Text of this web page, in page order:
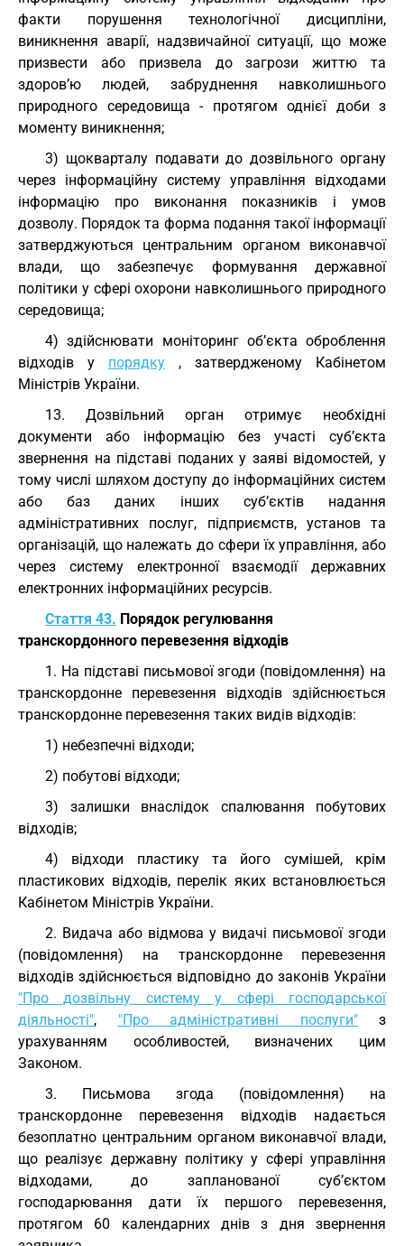
факти порушення технологічної дисципліни,
виникнення аварії, надзвичайної ситуації, що може
призвести або призвела до загрози життю та
здоров’ю людей, забруднення навколишнього
природного середовища - протягом однієї доби з
моменту виникнення;
3) щокварталу подавати до дозвільного органу
через інформаційну систему управління відходами
інформацію про виконання показників і умов
дозволу. Порядок та форма подання такої інформації
затверджуються центральним органом виконавчої
влади, що забезпечує формування державної
політики у сфері охорони навколишнього природного
середовища;
4) здійснювати моніторинг об’єкта оброблення
відходів у порядку , затвердженому Кабінетом
Міністрів України.
13. Дозвільний орган отримує необхідні
документи або інформацію без участі суб’єкта
звернення на підставі поданих у заяві відомостей, у
тому числі шляхом доступу до інформаційних систем
або баз даних інших суб’єктів надання
адміністративних послуг, підприємств, установ та
організацій, що належать до сфери їх управління, або
через систему електронної взаємодії державних
електронних інформаційних ресурсів.
Стаття 43. Порядок регулювання
транскордонного перевезення відходів
1. На підставі письмової згоди (повідомлення) на
транскордонне перевезення відходів здійснюється
транскордонне перевезення таких видів відходів:
1) небезпечні відходи;
2) побутові відходи;
3) залишки внаслідок спалювання побутових
відходів;
4) відходи пластику та його сумішей, крім
пластикових відходів, перелік яких встановлюється
Кабінетом Міністрів України.
2. Видача або відмова у видачі письмової згоди
(повідомлення) на транскордонне перевезення
відходів здійснюється відповідно до законів України
"Про дозвільну систему у сфері господарської
діяльності", "Про адміністративні послуги"з
урахуванням особливостей, визначених цим
Законом.
3. Письмова згода (повідомлення) на
транскордонне перевезення відходів надається
безоплатно центральним органом виконавчої влади,
що реалізує державну політику у сфері управління
відходами, до запланованої суб’єктом
господарювання дати їх першого перевезення,
протягом 60 календарних днів з дня звернення